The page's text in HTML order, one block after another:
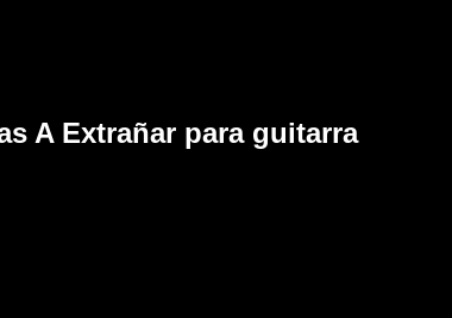
A Extrañar para guitarra